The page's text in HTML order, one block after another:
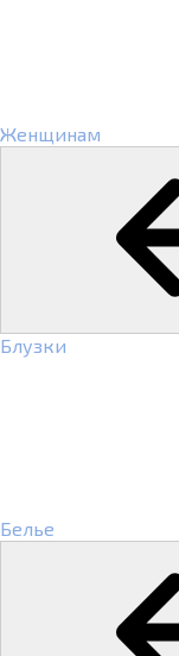
Женщинам
Блузки
Белье